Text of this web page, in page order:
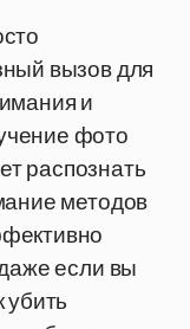
вызов для
и
фото
распознать
методов
если вы
убить